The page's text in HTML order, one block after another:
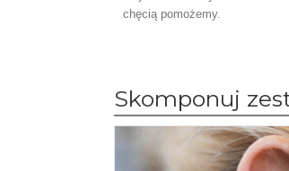
chęcią pomożemy.
Skomponuj